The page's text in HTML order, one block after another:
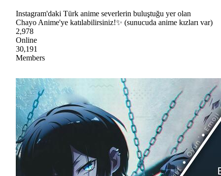
Instagram'daki Türk anime severlerin buluştuğu yer olan
Chayo Anime'ye katılabilirsiniz!✨ (sunucuda anime kızları var)
2,978
Online
30,191
Members